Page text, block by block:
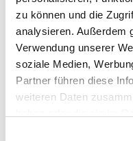
zu können und die
analysieren. Außerdem
Verwendung unserer
soziale Medien,
Partner führen diese
weiteren Daten
Architektur und
Entdecken Sie
Abendessen bei